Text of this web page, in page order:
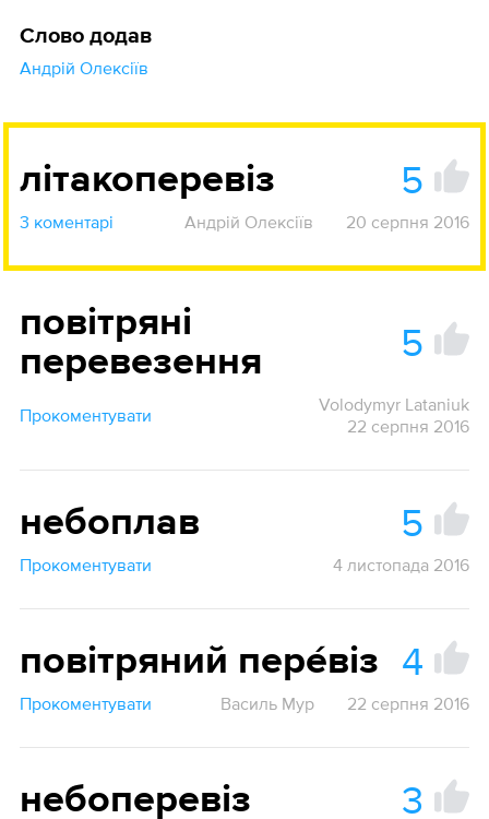
Слово додав
Андрій Олексіїв
літакоперевіз 5
3 коментарі Андрій Олексіїв 20 серпня 2016
повітряні
перевезення
5
Прокоментувати
Volodymyr Lataniuk
22 серпня 2016
небоплав 5
Прокоментувати 4 листопада 2016
повітряний пере́віз 4
Прокоментувати Василь Мур 22 серпня 2016
небоперевіз 3